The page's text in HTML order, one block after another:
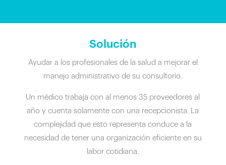
Solución
Ayudar a los profesionales de la salud a mejorar el
manejo administrativo de su consultorio.
Un médico trabaja con al menos 35 proveedores al
año y cuenta solamente con una recepcionista. La
complejidad que esto representa conduce a la
necesidad de tener una organización eficiente en su
labor cotidiana.